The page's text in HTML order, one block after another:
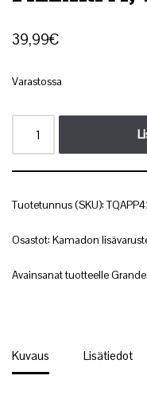
39,99€
Varastossa
Tuotetunnus (SKU):
Osastot: Kamadon
Avainsanat tuotteelleGrande,
Kuvaus Lisätiedot